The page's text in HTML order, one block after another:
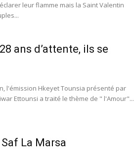
leur flamme mais la Saint Valentin
ans d’attente, ils se
l'émission Hkeyet Tounsia présenté par
Ettounsi a traité le thème de " l'Amour"...
La Marsa